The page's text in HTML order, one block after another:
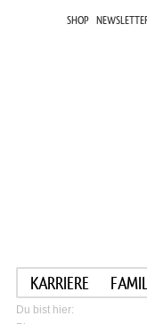
SHOP
KARRIERE
Du bist hier: